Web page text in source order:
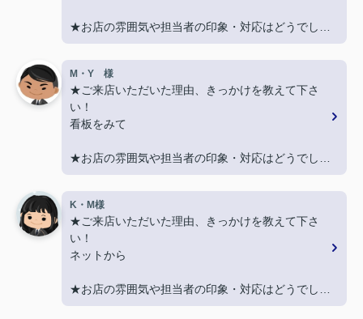
★お店の雰囲気や担当者の印象・対応はどうでした
か？
丁寧に、迅速にご対応頂き大変助かりました。
★担当者、または当店に一言お願い致します！
また引越しする機会があればよろしくお願いしま
す。
M・Y 様
★ご来店いただいた理由、きっかけを教えて下さ
い！
看板をみて
★お店の雰囲気や担当者の印象・対応はどうでした
か？
親切に対応いただき良かったです！
★担当者、または当店に一言お願い致します！
契約まで色々とご対応いただきありがとうございま
した！
K・M様
★ご来店いただいた理由、きっかけを教えて下さ
い！
ネットから
★お店の雰囲気や担当者の印象・対応はどうでした
か？